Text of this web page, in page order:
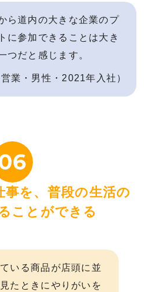
ら道内の大きな企業のプ
に参加できることは大き
つだと感じます。
営業・男性・2021年入社）
事を、普段の生活の
ことができる
いる商品が店頭に並
たときにやりがいを